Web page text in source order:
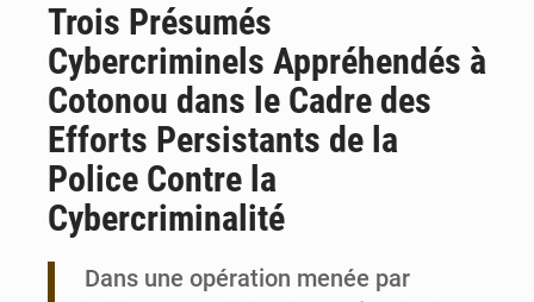
Bénin : Djogbénou inspecte le chantier du siège de l’Assemblée
Bénin et Canada scellent un partenariat inédit
Trois Présumés
Cybercriminels Appréhendés à
Cotonou dans le Cadre des
Efforts Persistants de la
Police Contre la
Cybercriminalité
Dans une opération menée par